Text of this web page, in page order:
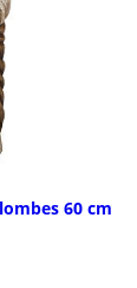
60 cm